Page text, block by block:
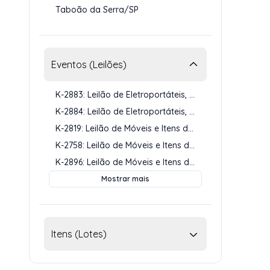
Taboão da Serra/SP
Eventos (Leilões)
K-2883: Leilão de Eletroportáteis, Itens de Info…
K-2884: Leilão de Eletroportáteis, Itens de Info…
K-2819: Leilão de Móveis e Itens de Decoração - …
K-2758: Leilão de Móveis e Itens de Decoração - …
K-2896: Leilão de Móveis e Itens de Decoração - …
Mostrar mais
Itens (Lotes)